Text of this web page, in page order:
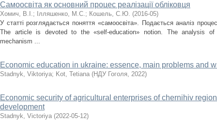
Cамоосвіта як основний процес реалізації обліковця
Хомич, В.І.; Ілляшенко, М.С.; Кошель, С.Ю. (2016-05)
У статті розглядається поняття «самоосвіта». Подається аналіз
The article is devoted to the «self-education» notion. The analysis of
mechanism ...
Economic education in ukraine: essence, main problems and
Stadnyk, Viktoriya; Kot, Tetiana (НДУ Гоголя, 2022)
Economic security of agricultural enterprises of chernihiv
development
Stadnyk, Victoriya (2022-05-12)